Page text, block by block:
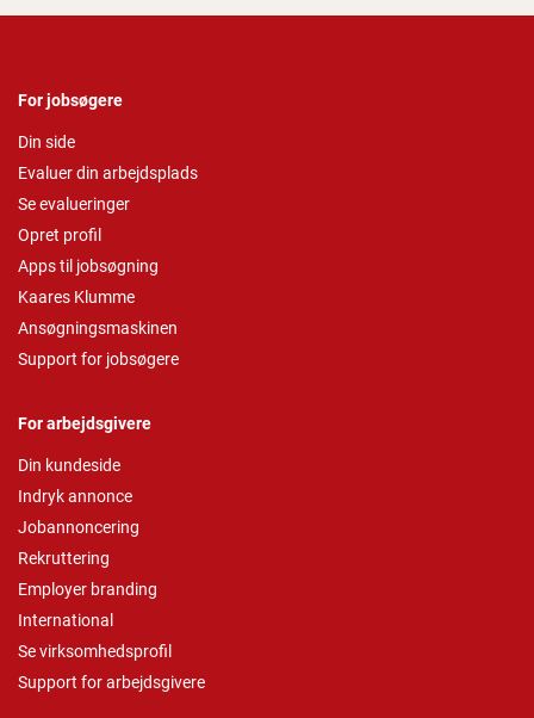
For jobsøgere
Din side
Evaluer din arbejdsplads
Se evalueringer
Opret profil
Apps til jobsøgning
Kaares Klumme
Ansøgningsmaskinen
Support for jobsøgere
For arbejdsgivere
Din kundeside
Indryk annonce
Jobannoncering
Rekruttering
Employer branding
International
Se virksomhedsprofil
Support for arbejdsgivere